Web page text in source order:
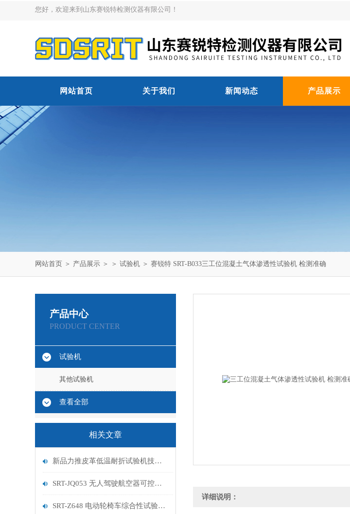
您好，欢迎来到山东赛锐特检测仪器有限公司！
网站首页 关于我们 新闻动态 产品展示
网站首页 ＞ 产品展示 ＞ ＞ 试验机 ＞ 赛锐特 SRT-B033三工位混凝土气体渗透性试验机 检测准确
产品中心
PRODUCT CENTER
试验机
其他试验机
查看全部
相关文章
新品力推皮革低温耐折试验机技术讲解
SRT-JQ053 无人驾驶航空器可控性试验机的特点有哪些
SRT-Z648 电动轮椅车综合性试验机的简单介绍
详细说明：